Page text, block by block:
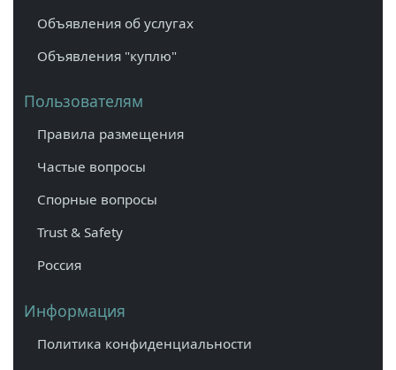
Объявления об услугах
Объявления "куплю"
Пользователям
Правила размещения
Частые вопросы
Спорные вопросы
Trust & Safety
Россия
Информация
Политика конфиденциальности